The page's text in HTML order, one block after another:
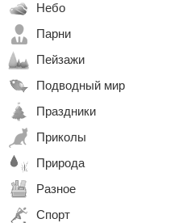
Небо
Парни
Пейзажи
Подводный мир
Праздники
Приколы
Природа
Разное
Спорт